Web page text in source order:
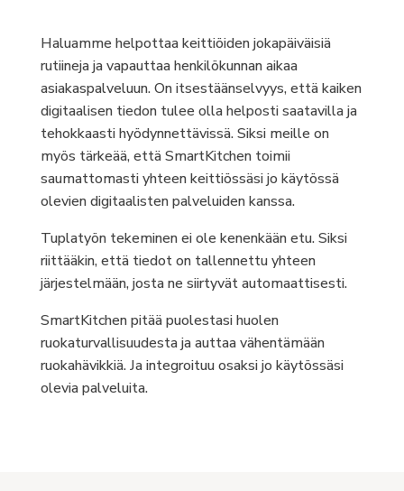
Haluamme helpottaa keittiöiden jokapäiväisiä
rutiineja ja vapauttaa henkilökunnan aikaa
asiakaspalveluun. On itsestäänselvyys, että kaiken
digitaalisen tiedon tulee olla helposti saatavilla ja
tehokkaasti hyödynnettävissä. Siksi meille on
myös tärkeää, että SmartKitchen toimii
saumattomasti yhteen keittiössäsi jo käytössä
olevien digitaalisten palveluiden kanssa.
Tuplatyön tekeminen ei ole kenenkään etu. Siksi
riittääkin, että tiedot on tallennettu yhteen
järjestelmään, josta ne siirtyvät automaattisesti.
SmartKitchen pitää puolestasi huolen
ruokaturvallisuudesta ja auttaa vähentämään
ruokahävikkiä. Ja integroituu osaksi jo käytössäsi
olevia palveluita.